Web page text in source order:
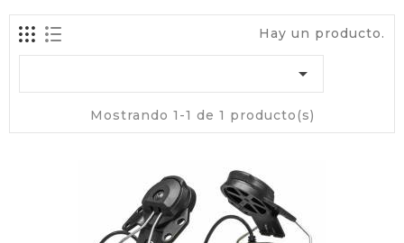
Hay un producto.

Mostrando 1-1 de 1 producto(s)